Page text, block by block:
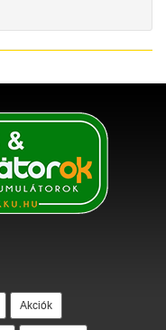
Akciók